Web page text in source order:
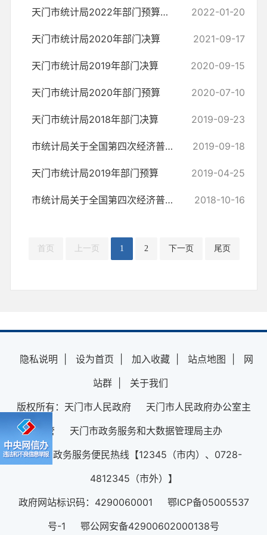
天门市统计局2022年部门预算公开 2022-01-20
天门市统计局2020年部门决算 2021-09-17
天门市统计局2019年部门决算 2020-09-15
天门市统计局2020年部门预算 2020-07-10
天门市统计局2018年部门决算 2019-09-23
市统计局关于全国第四次经济普查2019年工作专项资金使用情况说明 2019-09-18
天门市统计局2019年部门预算 2019-04-25
市统计局关于全国第四次经济普查2018年工作专项资金使用情况的说明 2018-10-16
首页 上一页 1 2 下一页 尾页
隐私说明 设为首页 加入收藏 站点地图
网
站群
关于我们
版权所有：天门市人民政府 天门市人民政府办公室主
管 天门市政务服务和大数据管理局主办
12345政务服务便民热线【12345（市内）、0728-
4812345（市外）】
政府网站标识码：4290060001 鄂ICP备05005537
号-1 鄂公网安备42900602000138号